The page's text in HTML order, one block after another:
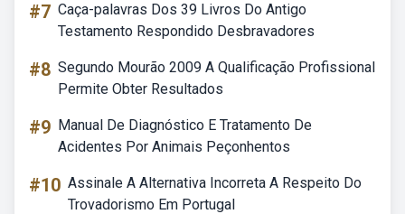
#7 Caça-palavras Dos 39 Livros Do Antigo
Testamento Respondido Desbravadores
#8 Segundo Mourão 2009 A Qualificação Profissional
Permite Obter Resultados
#9 Manual De Diagnóstico E Tratamento De
Acidentes Por Animais Peçonhentos
#10 Assinale A Alternativa Incorreta A Respeito Do
Trovadorismo Em Portugal